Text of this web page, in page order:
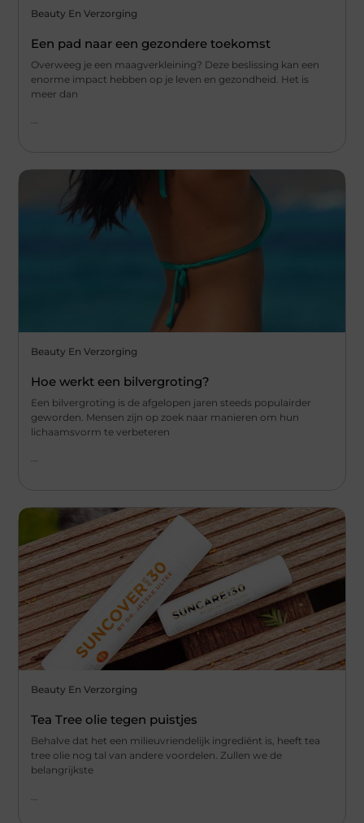
Beauty En Verzorging
Een pad naar een gezondere toekomst
Overweeg je een maagverkleining? Deze beslissing kan een
enorme impact hebben op je leven en gezondheid. Het is
meer dan
...
Beauty En Verzorging
Hoe werkt een bilvergroting?
Een bilvergroting is de afgelopen jaren steeds populairder
geworden. Mensen zijn op zoek naar manieren om hun
lichaamsvorm te verbeteren
...
Beauty En Verzorging
Tea Tree olie tegen puistjes
Behalve dat het een milieuvriendelijk ingrediënt is, heeft tea
tree olie nog tal van andere voordelen. Zullen we de
belangrijkste